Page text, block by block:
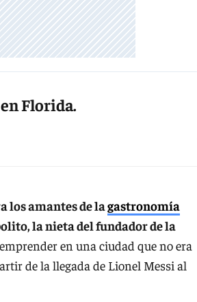
Florida.
los amantes de lagastronomía
la nieta del fundador de la
en una ciudad que no era
de la llegada de Lionel Messi al